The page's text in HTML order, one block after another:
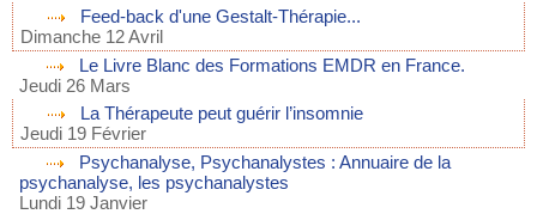
Feed-back d'une Gestalt-Thérapie...
Dimanche 12 Avril
Le Livre Blanc des Formations EMDR en France.
Jeudi 26 Mars
La Thérapeute peut guérir l’insomnie
Jeudi 19 Février
Psychanalyse, Psychanalystes : Annuaire de la
psychanalyse, les psychanalystes
Lundi 19 Janvier